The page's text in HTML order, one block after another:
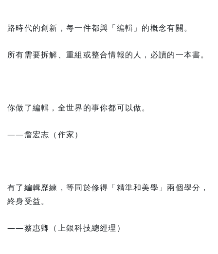
路時代的創新，每一件都與「編輯」的概念有關。
所有需要拆解、重組或整合情報的人，必讀的一本書。
你做了編輯，全世界的事你都可以做。
——詹宏志（作家）
有了編輯歷練，等同於修得「精準和美學」兩個學分，
終身受益。
——蔡惠卿（上銀科技總經理）